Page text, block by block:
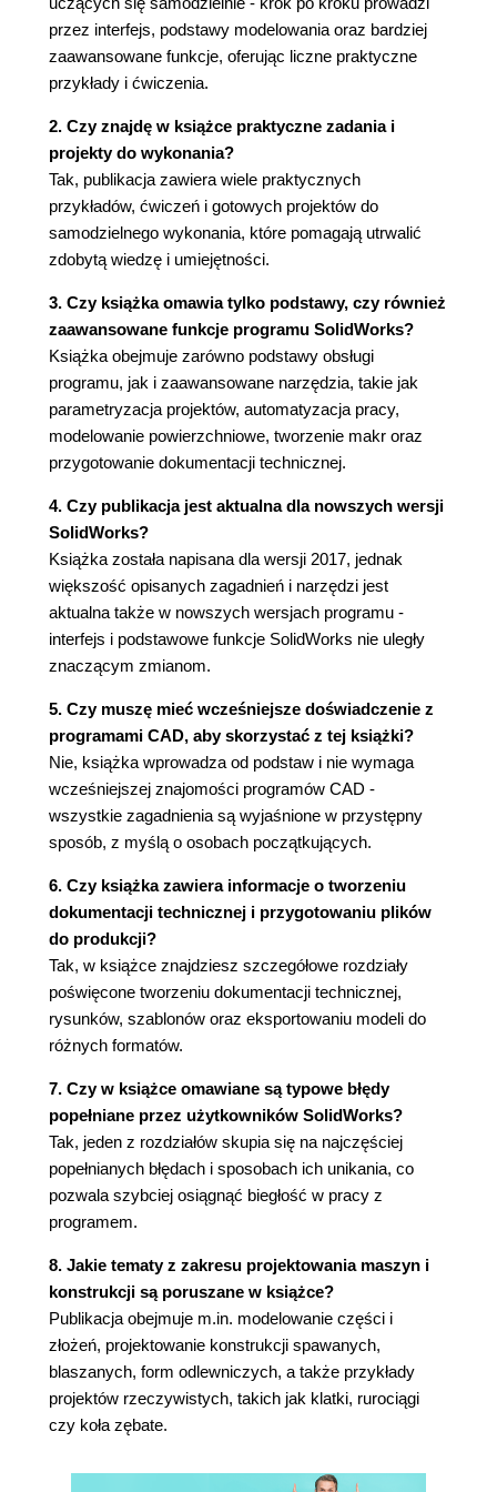
5.3. Wał korbowy
5.3.1. Model wału korbowego
5.3.2. Właściwości masy
5.4. Tłok
5.4.1. Metoda nr 1. Rowki pod pierścienie
w szkicu
5.4.2. Metoda nr 2. Rowki pod pierścienie
w operacjach
5.5. Stopa korbowodu. Polecenie Zapisz jako.
Edycja modelu
5.6.1. Zmiana modelu poprzez dodanie
nowego szkicu
5.6.2. Zmiana modelu poprzez edycję
istniejącego szkicu
5.6.3. Przykład błędnego rozwiązania
Rozdział 6. Modelowanie złożenia
6.1. Wstawianie komponentów do złożenia
komponentów z poziomu złożenia
6.4. Podstawy dokumentacji złożenia
6.5. Wstawianie złożenia do innego złożenia
6.6. Zmiana wyglądu komponentów w
złożeniu
6.8. Stany wyświetlania
6.9. Narzędzie SolidWorks Treehouse
Rozdział 7. Przykłady wybranych wiązań
7.1. Przykład zastosowania wiązań ruch
popychacza w szczelinie walcowej
Rozdział 8. Badanie ruchu złożenia
8.2. Animacja
8.2.1. Prezentacja modelu
8.2.2. Animacja oparta na położeniu
8.2.3. Animacja ruchu mechanizmu z
napędem liniowym
Rozdział 9. Wielowariantowość projektu
konfiguracje
9.1. Podstawy konfiguracji części
9.2. Dokumentacja części zawierającej
konfiguracje
9.3. Podstawy konfiguracji złożenia
9.4. Dokumentacja złożenia zawierającego
9.6. Tabela konfiguracji
Rozdział 10. Automatyzacja wstawiania części do
złożenia
10.1. Odniesienie wiązania
10.2. Uproszczona wersja odniesienia
wiązania
10.3. Komponent inteligentny zawierający
Rozdział 11. Modelowanie części w kontekście
przez interfejs, podstawy modelowania oraz bardziej
zaawansowane funkcje, oferując liczne praktyczne
przykłady i ćwiczenia.
2. Czy znajdę w książce praktyczne zadania i
projekty do wykonania?
Tak, publikacja zawiera wiele praktycznych
przykładów, ćwiczeń i gotowych projektów do
samodzielnego wykonania, które pomagają utrwalić
zdobytą wiedzę i umiejętności.
3. Czy książka omawia tylko podstawy, czy również
zaawansowane funkcje programu SolidWorks?
Książka obejmuje zarówno podstawy obsługi
programu, jak i zaawansowane narzędzia, takie jak
parametryzacja projektów, automatyzacja pracy,
modelowanie powierzchniowe, tworzenie makr oraz
przygotowanie dokumentacji technicznej.
4. Czy publikacja jest aktualna dla nowszych wersji
SolidWorks?
Książka została napisana dla wersji 2017, jednak
większość opisanych zagadnień i narzędzi jest
aktualna także w nowszych wersjach programu -
interfejs i podstawowe funkcje SolidWorks nie uległy
znaczącym zmianom.
5. Czy muszę mieć wcześniejsze doświadczenie z
programami CAD, aby skorzystać z tej książki?
Nie, książka wprowadza od podstaw i nie wymaga
wcześniejszej znajomości programów CAD -
wszystkie zagadnienia są wyjaśnione w przystępny
sposób, z myślą o osobach początkujących.
6. Czy książka zawiera informacje o tworzeniu
dokumentacji technicznej i przygotowaniu plików
do produkcji?
Tak, w książce znajdziesz szczegółowe rozdziały
poświęcone tworzeniu dokumentacji technicznej,
rysunków, szablonów oraz eksportowaniu modeli do
różnych formatów.
7. Czy w książce omawiane są typowe błędy
popełniane przez użytkowników SolidWorks?
Tak, jeden z rozdziałów skupia się na najczęściej
popełnianych błędach i sposobach ich unikania, co
pozwala szybciej osiągnąć biegłość w pracy z
programem.
8. Jakie tematy z zakresu projektowania maszyn i
konstrukcji są poruszane w książce?
Publikacja obejmuje m.in. modelowanie części i
złożeń, projektowanie konstrukcji spawanych,
blaszanych, form odlewniczych, a także przykłady
projektów rzeczywistych, takich jak klatki, rurociągi
czy koła zębate.